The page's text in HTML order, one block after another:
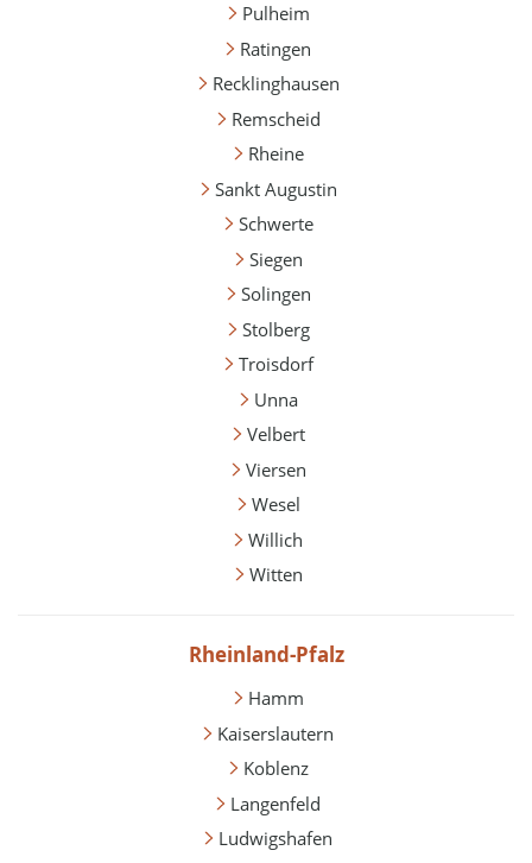
Pulheim
Ratingen
Recklinghausen
Remscheid
Rheine
Sankt Augustin
Schwerte
Siegen
Solingen
Stolberg
Troisdorf
Unna
Velbert
Viersen
Wesel
Willich
Witten
Rheinland-Pfalz
Hamm
Kaiserslautern
Koblenz
Langenfeld
Ludwigshafen